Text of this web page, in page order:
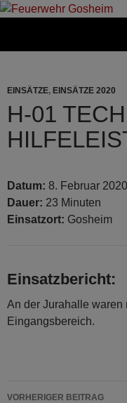
EINSÄTZE, EINSÄTZE 2020
H-01
Datum: 8. Februar
Dauer: 23 Minuten
Einsatzort: Gosheim
Einsatzbericht:
An der Jurahalle waren
Eingangsbereich.
VORHERIGER BEITRAG